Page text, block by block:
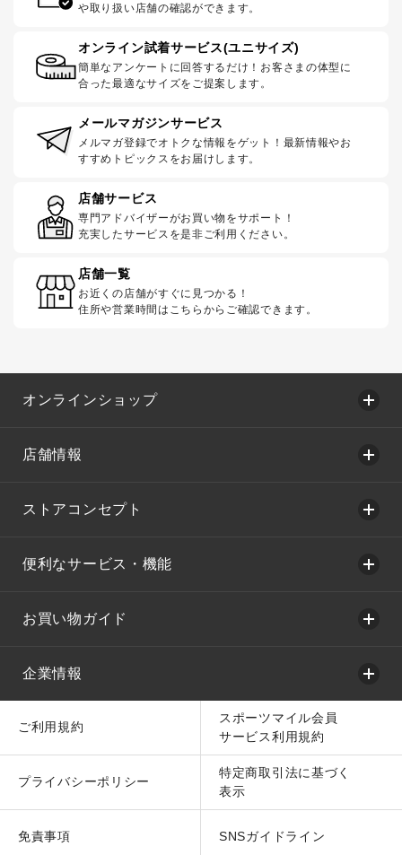
や取り扱い店舗の確認ができます。
オンライン試着サービス(ユニサイズ)
簡単なアンケートに回答するだけ！お客さまの体型に
合った最適なサイズをご提案します。
メールマガジンサービス
メルマガ登録でオトクな情報をゲット！最新情報やお
すすめトピックスをお届けします。
店舗サービス
専門アドバイザーがお買い物をサポート！
充実したサービスを是非ご利用ください。
店舗一覧
お近くの店舗がすぐに見つかる！
住所や営業時間はこちらからご確認できます。
オンラインショップ
店舗情報
ストアコンセプト
便利なサービス・機能
お買い物ガイド
企業情報
ご利用規約
スポーツマイル会員
サービス利用規約
プライバシーポリシー
特定商取引法に基づく
表示
免責事項 SNSガイドライン